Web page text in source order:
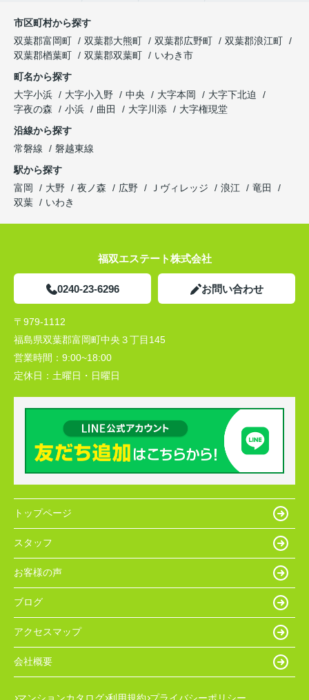
市区町村から探す
双葉郡富岡町
双葉郡大熊町 双葉郡広野町
双葉郡浪江町
双葉郡楢葉町
双葉郡双葉町
いわき市
町名から探す
大字小浜
大字小入野 中央 大字本岡
大字下北迫
字夜の森
小浜 曲田 大字川添
大字権現堂
沿線から探す
常磐線
磐越東線
駅から探す
富岡
大野 夜ノ森 広野 Ｊヴィレッジ 浪江
竜田
双葉
いわき
福双エステート株式会社
0240-23-6296 お問い合わせ
〒979-1112
福島県双葉郡富岡町中央３丁目145
営業時間： 9:00~18:00
定休日： 土曜日・日曜日
トップページ
スタッフ
お客様の声
ブログ
アクセスマップ
会社概要
マンションカタログ 利用規約 プライバシーポリシー